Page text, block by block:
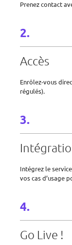
Prenez contact
Accès
Enrôlez-vous
régulés).
Intégrez le
vos cas d’usage
Go Live !